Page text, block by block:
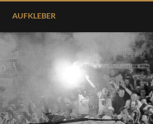
AUFKLEBER